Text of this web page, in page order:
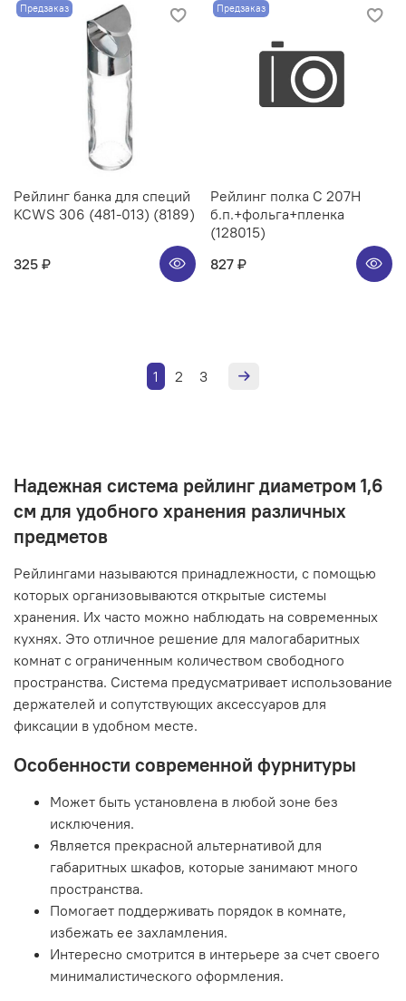
Предзаказ
Рейлинг банка для специй
KCWS 306 (481-013) (8189)
325 ₽
Предзаказ
Рейлинг полка C 207H
б.п.+фольга+пленка
(128015)
827 ₽
1 2 3
Надежная система рейлинг диаметром 1,6
см для удобного хранения различных
предметов
Рейлингами называются принадлежности, с помощью
которых организовываются открытые системы
хранения. Их часто можно наблюдать на современных
кухнях. Это отличное решение для малогабаритных
комнат с ограниченным количеством свободного
пространства. Система предусматривает использование
держателей и сопутствующих аксессуаров для
фиксации в удобном месте.
Особенности современной фурнитуры
Может быть установлена в любой зоне без
исключения.
Является прекрасной альтернативой для
габаритных шкафов, которые занимают много
пространства.
Помогает поддерживать порядок в комнате,
избежать ее захламления.
Интересно смотрится в интерьере за счет своего
минималистического оформления.